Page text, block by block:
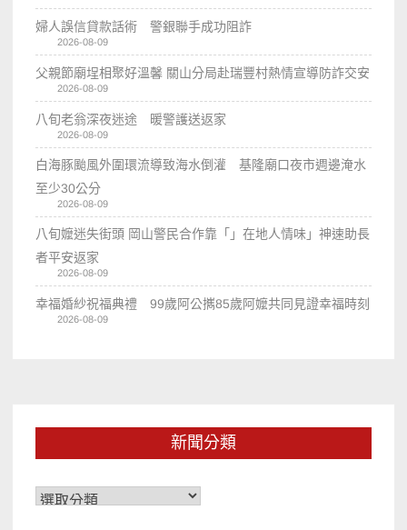
婦人誤信貸款話術 警銀聯手成功阻詐
2026-08-09
父親節廟埕相聚好溫馨 關山分局赴瑞豐村熱情宣導防詐交安
2026-08-09
八旬老翁深夜迷途 暖警護送返家
2026-08-09
白海豚颱風外圍環流導致海水倒灌 基隆廟口夜市週邊淹水
至少30公分
2026-08-09
八旬嬤迷失街頭 岡山警民合作靠「」在地人情味」神速助長
者平安返家
2026-08-09
幸福婚紗祝福典禮 99歲阿公𢹂85歲阿嬤共同見證幸福時刻
2026-08-09
新聞分類
新